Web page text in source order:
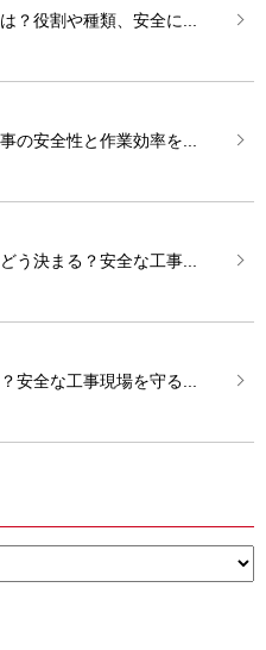
？役割や種類、安全に...
の安全性と作業効率を...
う決まる？安全な工事...
安全な工事現場を守る...